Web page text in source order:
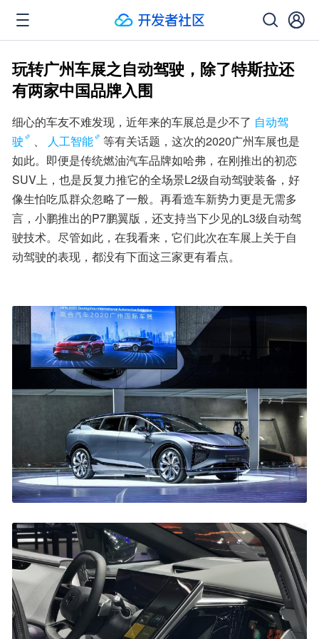
玩转广州车展之自动驾驶，除了特斯拉还
有两家中国品牌入围
细心的车友不难发现，近年来的车展总是少不了 自动驾
驶
、 人工智能
等有关话题，这次的2020广州车展也是
如此。即便是传统燃油汽车品牌如哈弗，在刚推出的初恋
SUV上，也是反复力推它的全场景L2级自动驾驶装备，好
像生怕吃瓜群众忽略了一般。再看造车新势力更是无需多
言，小鹏推出的P7鹏翼版，还支持当下少见的L3级自动驾
驶技术。尽管如此，在我看来，它们此次在车展上关于自
动驾驶的表现，都没有下面这三家更有看点。